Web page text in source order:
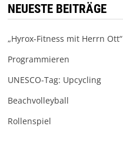
NEUESTE BEITRÄGE
„Hyrox-Fitness mit Herrn Ott“
Programmieren
UNESCO-Tag: Upcycling
Beachvolleyball
Rollenspiel